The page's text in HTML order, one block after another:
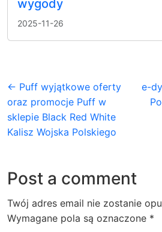
wygody
2025-11-26
← Puff wyjątkowe oferty
oraz promocje Puff w
sklepie Black Red White
Kalisz Wojska Polskiego
e-
Post a comment
Twój adres email nie zostanie
Wymagane pola są oznaczone *